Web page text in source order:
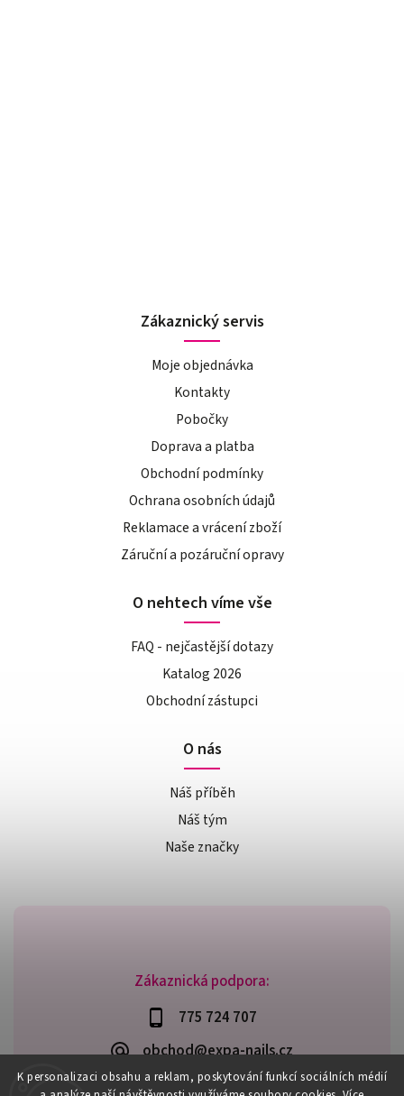
K personalizaci obsahu a reklam, poskytování funkcí sociálních médií
Zákaznická podpora:
775 724 707
obchod@expa-nails.cz
Zákaznický servis
Moje objednávka
Kontakty
Pobočky
Doprava a platba
Obchodní podmínky
Ochrana osobních údajů
Reklamace a vrácení zboží
Záruční a pozáruční opravy
O nehtech víme vše
FAQ - nejčastější dotazy
Katalog 2026
Obchodní zástupci
O nás
Náš příběh
Náš tým
Naše značky